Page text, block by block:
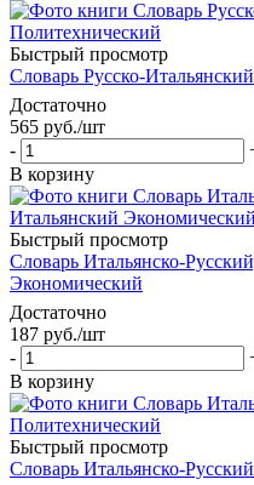
Быстрый просмотр
Словарь Русско-
Достаточно
565 руб./шт
-
В корзину
Быстрый просмотр
Словарь Итальянско-
Экономический
Достаточно
187 руб./шт
-
В корзину
Быстрый просмотр
Словарь Итальянско-